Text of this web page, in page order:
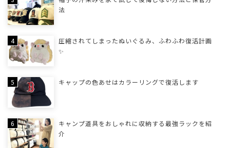
法
圧縮されてしまったぬいぐるみ、ふわふわ復活計画
✨
キャップの色あせはカラーリングで復活します
キャンプ道具をおしゃれに収納する最強ラックを紹
介